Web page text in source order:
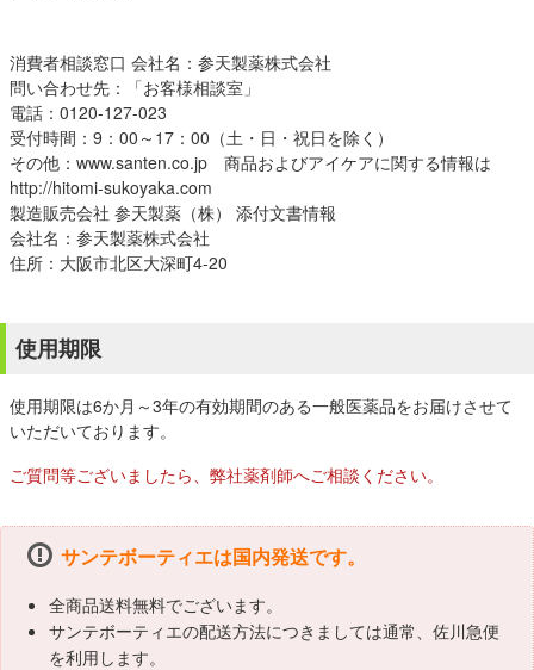
消費者相談窓口 会社名：参天製薬株式会社
問い合わせ先：「お客様相談室」
電話：0120-127-023
受付時間：9：00～17：00（土・日・祝日を除く）
その他：www.santen.co.jp 商品およびアイケアに関する情報は
http://hitomi-sukoyaka.com
製造販売会社 参天製薬（株） 添付文書情報
会社名：参天製薬株式会社
住所：大阪市北区大深町4-20
使用期限
使用期限は6か月～3年の有効期間のある一般医薬品をお届けさせて
いただいております。
ご質問等ございましたら、弊社薬剤師へご相談ください。
サンテボーティエは国内発送です。
全商品送料無料でございます。
サンテボーティエの配送方法につきましては通常、佐川急便
を利用します。